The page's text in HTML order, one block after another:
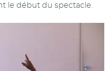
le début du spectacle.